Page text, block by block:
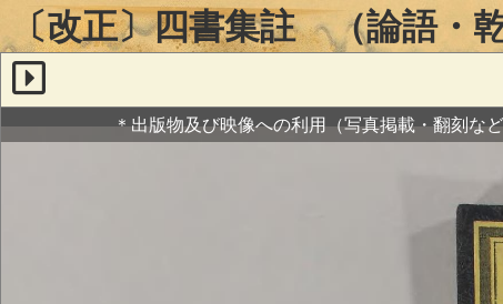
〔改正〕四書集註 （論語・乾
＊出版物及び映像への利用（写真掲載・翻刻な